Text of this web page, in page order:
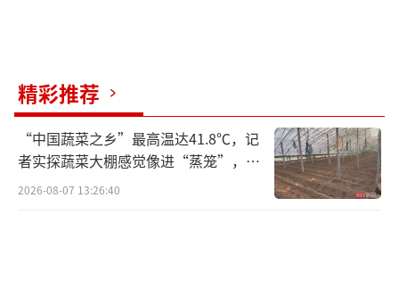
精彩推荐
“中国蔬菜之乡”最高温达41.8℃，记
者实探蔬菜大棚感觉像进“蒸笼”，有
村民称只能凌晨两点起来干活
2026-08-07 13:26:40